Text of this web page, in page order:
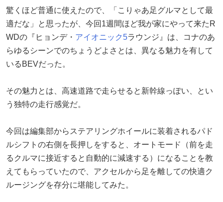
驚くほど普通に使えたので、「こりゃあ足グルマとして最
適だな」と思ったが、今回1週間ほど我が家にやって来たR
WDの『ヒョンデ・ アイオニック5ラウンジ』は、コナのあ
らゆるシーンでのちょうどよさとは、異なる魅力を有して
いるBEVだった。
その魅力とは、高速道路で走らせると新幹線っぽい、とい
う独特の走行感覚だ。
今回は編集部からステアリングホイールに装着されるパド
ルシフトの右側を長押しをすると、オートモード（前を走
るクルマに接近すると自動的に減速する）になることを教
えてもらっていたので、アクセルから足を離しての快適ク
ルージングを存分に堪能してみた。